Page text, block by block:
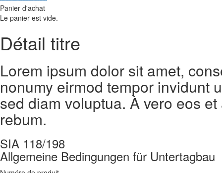
Panier d'achat
Le panier est vide.
Détail titre
Lorem ipsum dolor sit amet,
nonumy eirmod tempor invidunt
sed diam voluptua. À vero eos
rebum.
SIA 118/198
Allgemeine Bedingungen für Untertagbau